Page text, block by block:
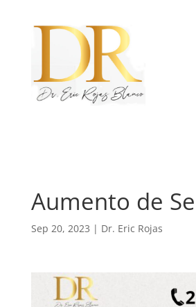
Aumento de
Sep 20, 2023 | Dr. Eric Rojas